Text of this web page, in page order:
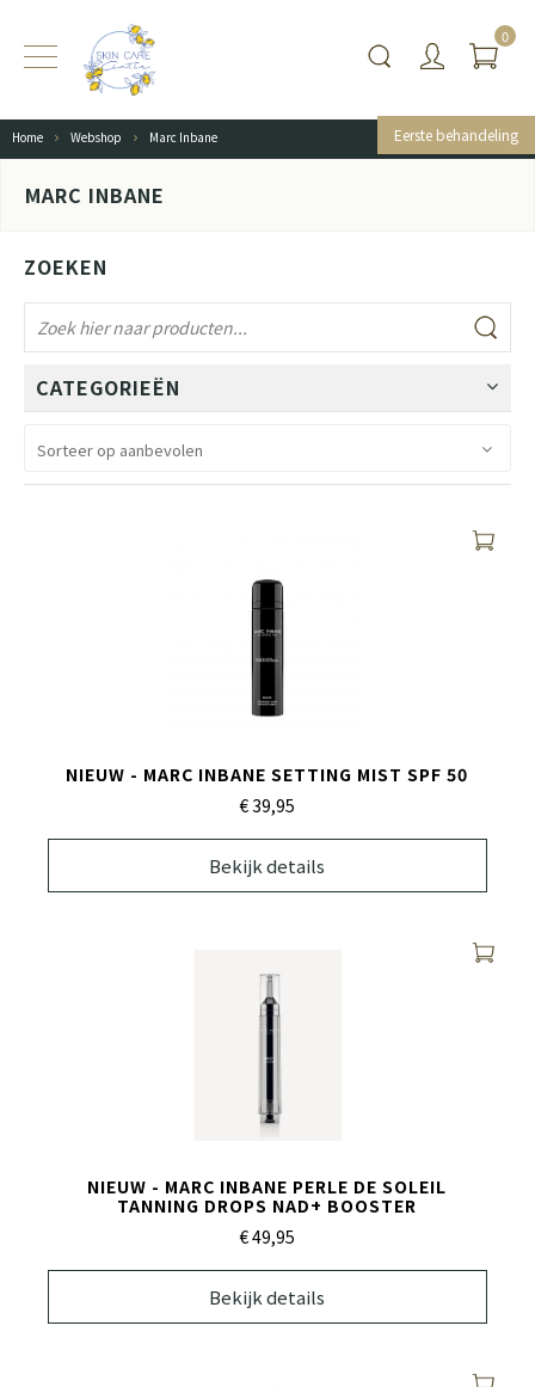
Eerste behandeling
0
Home Webshop Marc Inbane
MARC INBANE
ZOEKEN
CATEGORIEËN
NIEUW - MARC INBANE SETTING MIST SPF 50
€ 39,95
Bekijk details
NIEUW - MARC INBANE PERLE DE SOLEIL
TANNING DROPS NAD+ BOOSTER
€ 49,95
Bekijk details